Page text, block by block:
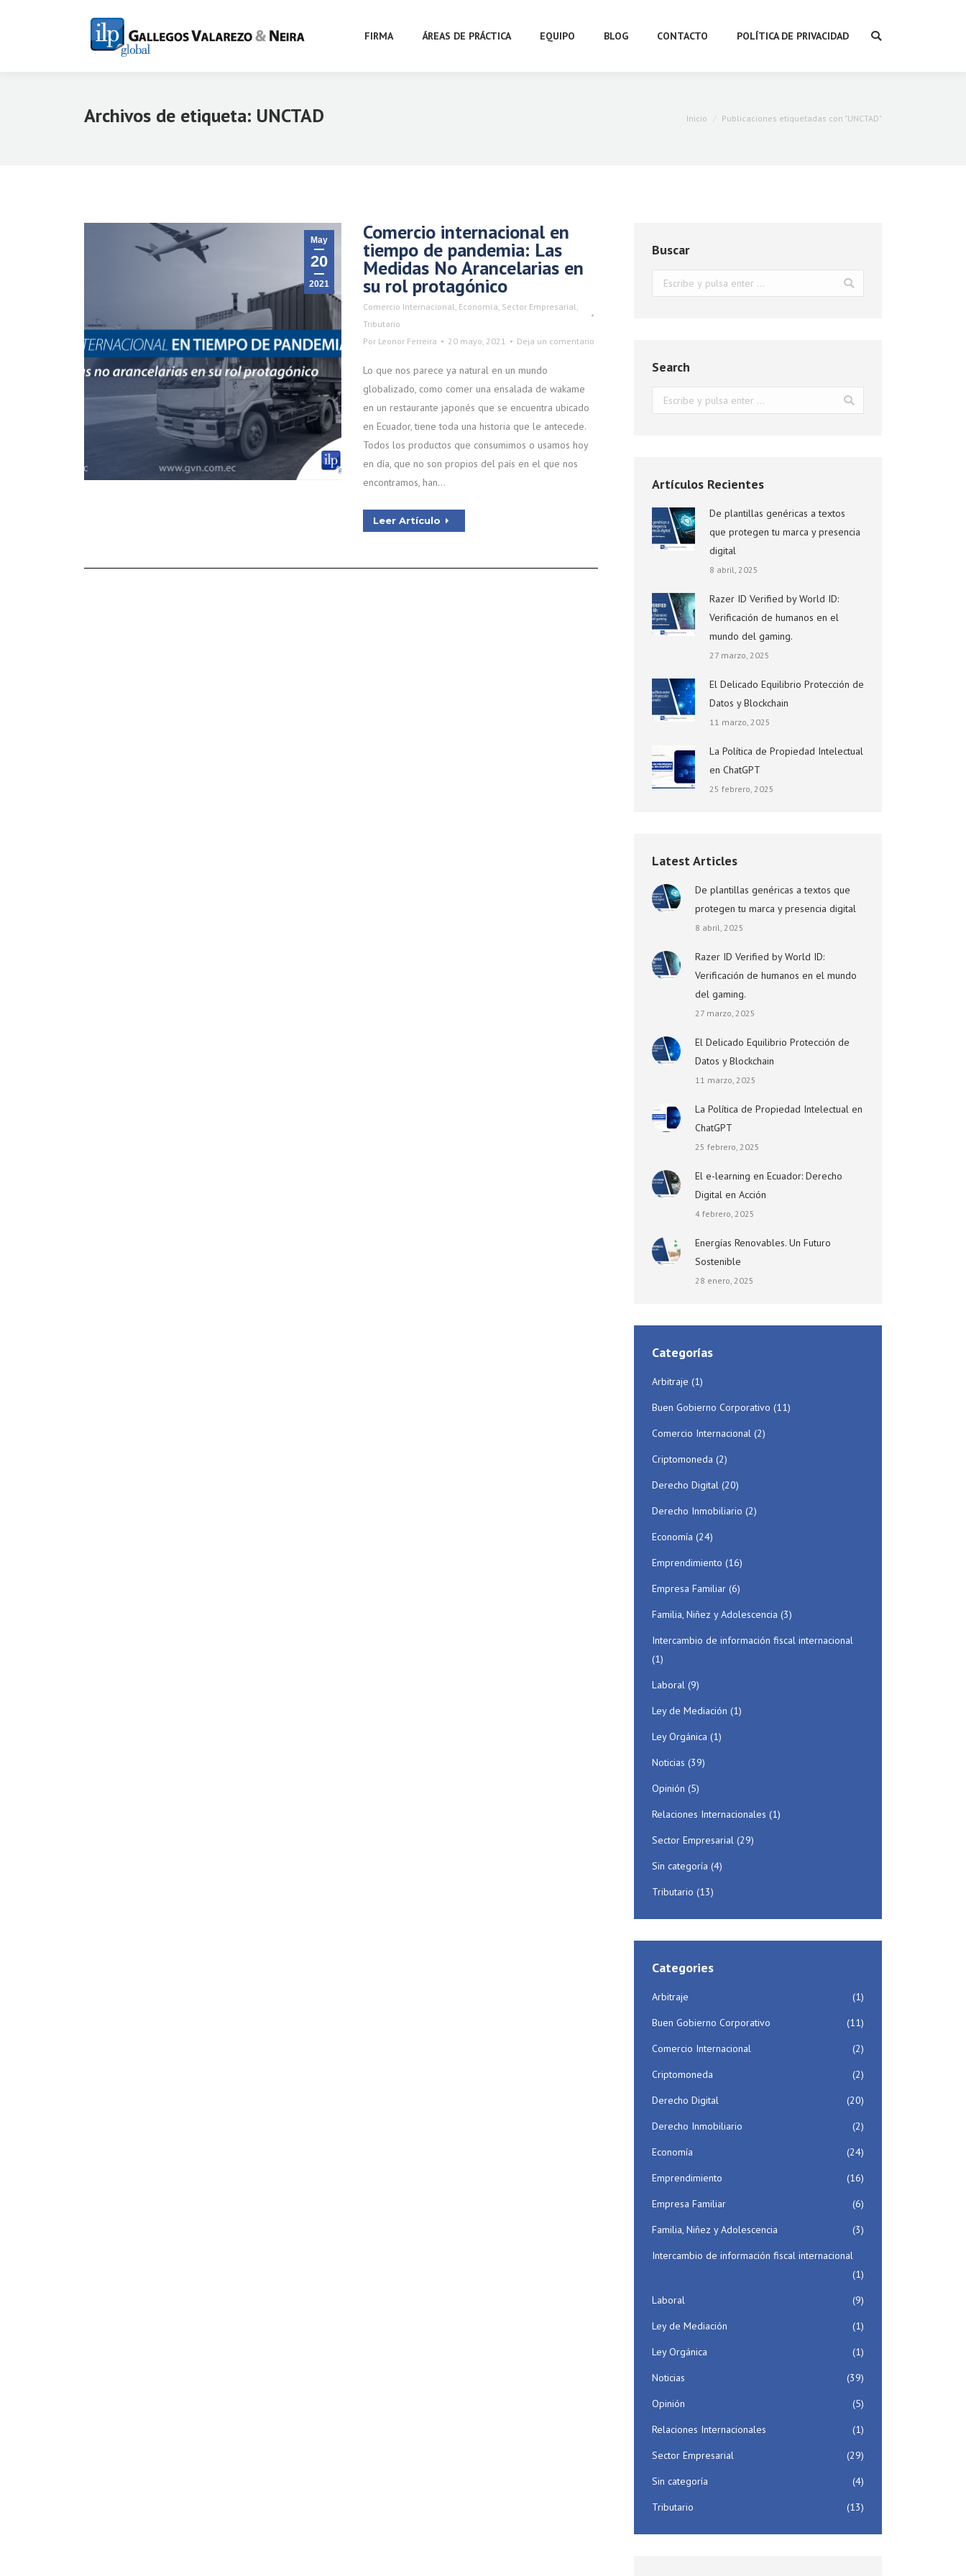
FIRMA ÁREAS DE PRÁCTICA EQUIPO BLOG CONTACTO POLÍTICA DE PRIVACIDAD Buscar:
Archivos de etiqueta: UNCTAD Estás aquí:
Inicio Publicaciones etiquetadas con "UNCTAD"
May
20
2021
Comercio internacional en
tiempo de pandemia: Las
Medidas No Arancelarias en
su rol protagónico
Comercio Internacional, Economía, Sector Empresarial,
Tributario
Por Leonor Ferreira 20 mayo, 2021 Deja un comentario
Lo que nos parece ya natural en un mundo
globalizado, como comer una ensalada de wakame
en un restaurante japonés que se encuentra ubicado
en Ecuador, tiene toda una historia que le antecede.
Todos los productos que consumimos o usamos hoy
en día, que no son propios del país en el que nos
encontramos, han…
Leer Artículo
Buscar
Buscar:
Search
Buscar:
Artículos Recientes
De plantillas genéricas a textos
que protegen tu marca y presencia
digital
8 abril, 2025
Razer ID Verified by World ID:
Verificación de humanos en el
mundo del gaming.
27 marzo, 2025
El Delicado Equilibrio Protección de
Datos y Blockchain
11 marzo, 2025
La Política de Propiedad Intelectual
en ChatGPT
25 febrero, 2025
Latest Articles
De plantillas genéricas a textos que
protegen tu marca y presencia digital
8 abril, 2025
Razer ID Verified by World ID:
Verificación de humanos en el mundo
del gaming.
27 marzo, 2025
El Delicado Equilibrio Protección de
Datos y Blockchain
11 marzo, 2025
La Política de Propiedad Intelectual en
ChatGPT
25 febrero, 2025
El e-learning en Ecuador: Derecho
Digital en Acción
4 febrero, 2025
Energías Renovables. Un Futuro
Sostenible
28 enero, 2025
Categorías
Arbitraje (1)
Buen Gobierno Corporativo (11)
Comercio Internacional (2)
Criptomoneda (2)
Derecho Digital (20)
Derecho Inmobiliario (2)
Economía (24)
Emprendimiento (16)
Empresa Familiar (6)
Familia, Niñez y Adolescencia (3)
Intercambio de información fiscal internacional
(1)
Laboral (9)
Ley de Mediación (1)
Ley Orgánica (1)
Noticias (39)
Opinión (5)
Relaciones Internacionales (1)
Sector Empresarial (29)
Sin categoría (4)
Tributario (13)
Categories
Arbitraje
(1)
Buen Gobierno Corporativo
(11)
Comercio Internacional
(2)
Criptomoneda
(2)
Derecho Digital
(20)
Derecho Inmobiliario
(2)
Economía
(24)
Emprendimiento
(16)
Empresa Familiar
(6)
Familia, Niñez y Adolescencia
(3)
Intercambio de información fiscal internacional
(1)
Laboral
(9)
Ley de Mediación
(1)
Ley Orgánica
(1)
Noticias
(39)
Opinión
(5)
Relaciones Internacionales
(1)
Sector Empresarial
(29)
Sin categoría
(4)
Tributario
(13)